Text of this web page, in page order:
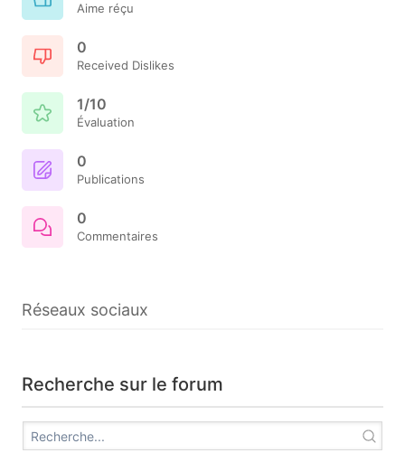
Aime réçu
0
Received Dislikes
1/10
Évaluation
0
Publications
0
Commentaires
Réseaux sociaux
Recherche sur le forum